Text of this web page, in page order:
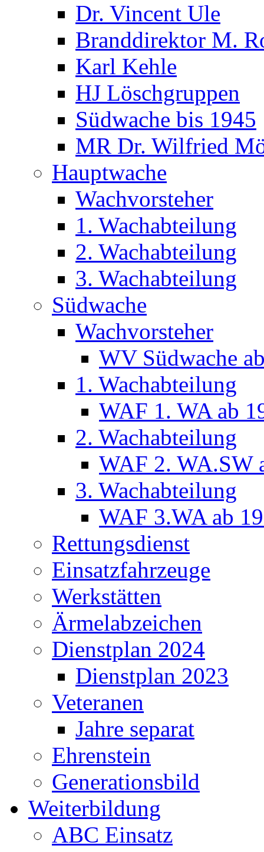
Dr. Vincent Ule
Branddirektor M.
Karl Kehle
HJ Löschgruppen
Südwache bis 1945
MR Dr. Wilfried
Hauptwache
Wachvorsteher
1. Wachabteilung
2. Wachabteilung
3. Wachabteilung
Südwache
Wachvorsteher
WV Südwache
1. Wachabteilung
WAF 1. WA ab
2. Wachabteilung
WAF 2. WA.SW
3. Wachabteilung
WAF 3.WA ab
Rettungsdienst
Einsatzfahrzeuge
Werkstätten
Ärmelabzeichen
Dienstplan 2024
Dienstplan 2023
Veteranen
Jahre separat
Ehrenstein
Generationsbild
Weiterbildung
ABC Einsatz